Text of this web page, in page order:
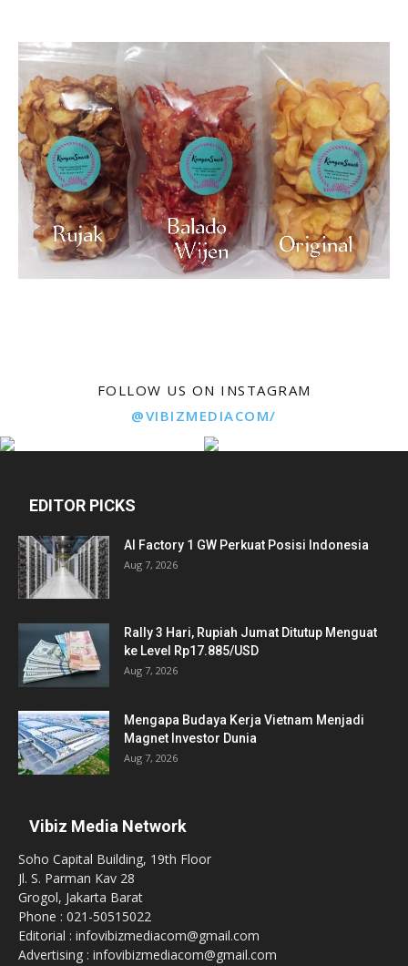
FOLLOW US ON INSTAGRAM
@VIBIZMEDIACOM/
EDITOR PICKS
AI Factory 1 GW Perkuat Posisi Indonesia
Aug 7, 2026
Rally 3 Hari, Rupiah Jumat Ditutup Menguat
ke Level Rp17.885/USD
Aug 7, 2026
Mengapa Budaya Kerja Vietnam Menjadi
Magnet Investor Dunia
Aug 7, 2026
Vibiz Media Network
Soho Capital Building, 19th Floor
Jl. S. Parman Kav 28
Grogol, Jakarta Barat
Phone : 021-50515022
Editorial : infovibizmediacom@gmail.com
Advertising : infovibizmediacom@gmail.com